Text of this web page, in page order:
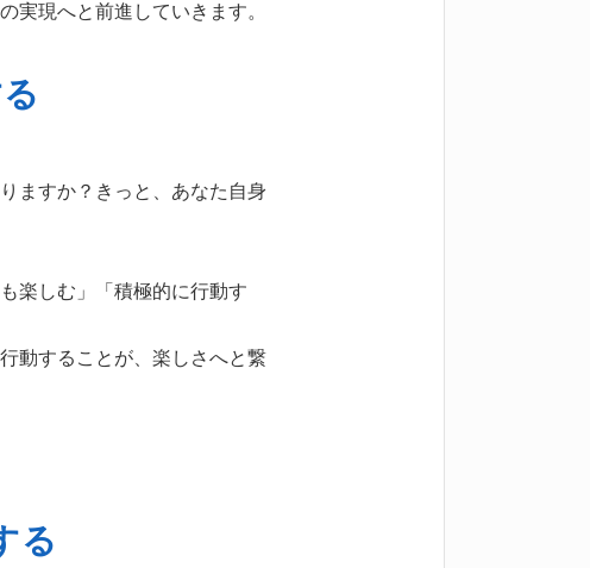
実現へと前進していきます。
ますか？きっと、あなた自身
楽しむ」「積極的に行動す
動することが、楽しさへと繋
る